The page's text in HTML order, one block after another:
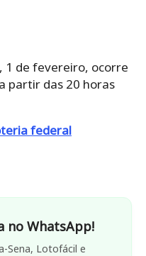
1 de fevereiro, ocorre
partir das 20 horas
federal
no WhatsApp!
Sena, Lotofácil e